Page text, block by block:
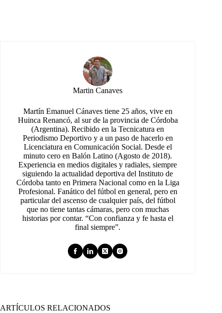
Martin Canaves
Martín Emanuel Cánaves tiene 25 años, vive en
Huinca Renancó, al sur de la provincia de Córdoba
(Argentina). Recibido en la Tecnicatura en
Periodismo Deportivo y a un paso de hacerlo en
Licenciatura en Comunicación Social. Desde el
minuto cero en Balón Latino (Agosto de 2018).
Experiencia en medios digitales y radiales, siempre
siguiendo la actualidad deportiva del Instituto de
Córdoba tanto en Primera Nacional como en la Liga
Profesional. Fanático del fútbol en general, pero en
particular del ascenso de cualquier país, del fútbol
que no tiene tantas cámaras, pero con muchas
historias por contar. “Con confianza y fe hasta el
final siempre”.
ARTÍCULOS RELACIONADOS